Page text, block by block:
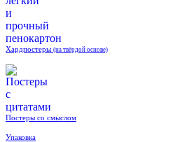
Хардпостеры (на твёрдой основе)
Постеры со смыслом
Упаковка